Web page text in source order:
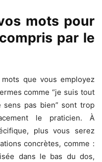
mots pour
par le
que vous employez
comme “je suis tout
sens pas bien” sont trop
le praticien. À
plus vous serez
concrètes, comme :
dans le bas du dos,